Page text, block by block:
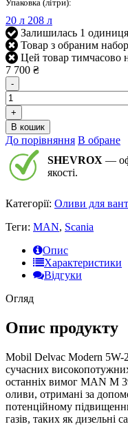
Упаковка (літри):
20 л 208 л
Залишилась 1 одиниця
Товар з обраним
Цей товар тимчасово
7 700 ₴
-
+
В кошик
До порівняння В обране
SHEVROX —
якості.
Категорії: Оливи для
Теги: MAN, Scania
Опис
Характеристики
Відгуки
Огляд
Опис продукту
Mobil Delvac Modern 5W-
сучасних
останніх вимог MAN M
оливи, отримані за
потенційному
газів, таких як дизельні